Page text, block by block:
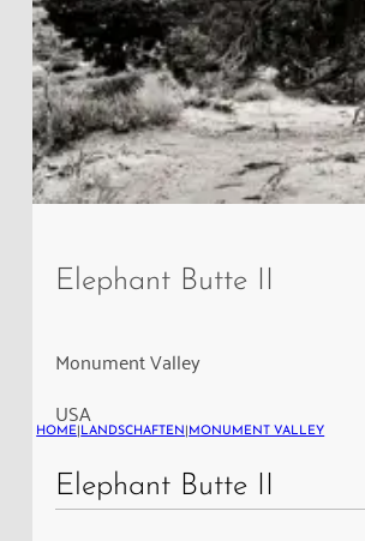
Elephant
Butte
Monument
flankiert
einem
alten
Elephant Butte II
Monument Valley
USA
HOME LANDSCHAFTEN MONUMENT VALLEY
Elephant Butte II